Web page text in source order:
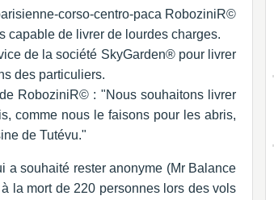
corso-centro-paca RoboziniR©
capable de livrer de lourdes charges.
de la société SkyGarden® pour livrer
des particuliers.
RoboziniR© : "Nous souhaitons livrer
comme nous le faisons pour les abris,
de Tutévu."
a souhaité rester anonyme (Mr Balance
la mort de 220 personnes lors des vols